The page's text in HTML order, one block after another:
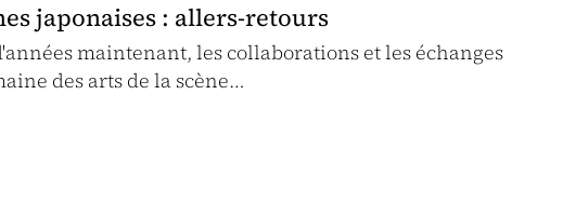
japonaises : allers-retours
maintenant, les collaborations et les échanges
des arts de la scène…